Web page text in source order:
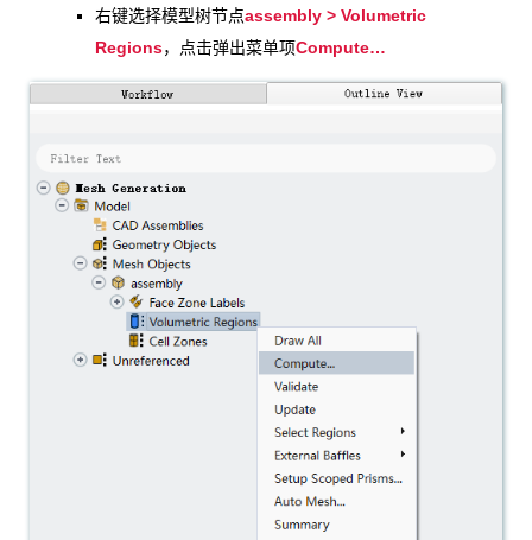
右键选择模型树节点assembly > Volumetric
Regions，点击弹出菜单项Compute…